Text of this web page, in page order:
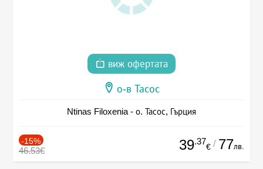
виж офертата
о-в Тасос
Ntinas Filoxenia - о. Тасос, Гърция
-15%
46.53€ 39.37
€ / 77лв.